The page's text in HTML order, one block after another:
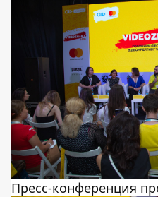
Пресс-конференция